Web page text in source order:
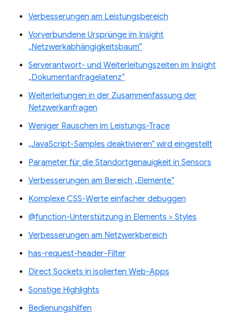
Verbesserungen am Leistungsbereich
Vorverbundene Ursprünge im Insight
„Netzwerkabhängigkeitsbaum“
Serverantwort- und Weiterleitungszeiten im Insight
„Dokumentanfragelatenz“
Weiterleitungen in der Zusammenfassung der
Netzwerkanfragen
Weniger Rauschen im Leistungs-Trace
„JavaScript-Samples deaktivieren“ wird eingestellt
Parameter für die Standortgenauigkeit in Sensors
Verbesserungen am Bereich „Elemente“
Komplexe CSS-Werte einfacher debuggen
@function-Unterstützung in Elements > Styles
Verbesserungen am Netzwerkbereich
has-request-header-Filter
Direct Sockets in isolierten Web-Apps
Sonstige Highlights
Bedienungshilfen